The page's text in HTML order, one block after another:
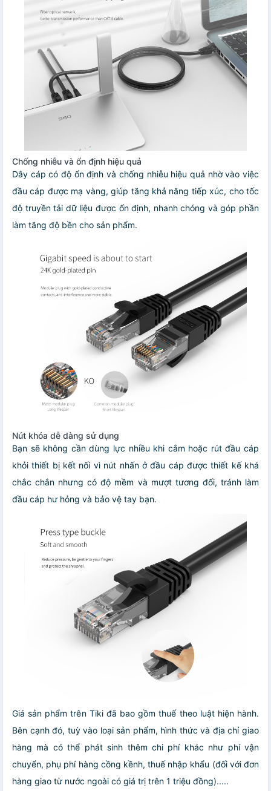
Chống nhiễu và ổn định hiệu quả
Dây cáp có độ ổn định và chống nhiễu hiệu quả nhờ vào việc
đầu cáp được mạ vàng, giúp tăng khả năng tiếp xúc, cho tốc
độ truyền tải dữ liệu được ổn định, nhanh chóng và góp phần
làm tăng độ bền cho sản phẩm.
Nút khóa dễ dàng sử dụng
Bạn sẽ không cần dùng lực nhiều khi cắm hoặc rút đầu cáp
khỏi thiết bị kết nối vì nút nhấn ở đầu cáp được thiết kế khá
chắc chắn nhưng có độ mềm và mượt tương đối, tránh làm
đầu cáp hư hỏng và bảo vệ tay bạn.
Giá sản phẩm trên Tiki đã bao gồm thuế theo luật hiện hành.
Bên cạnh đó, tuỳ vào loại sản phẩm, hình thức và địa chỉ giao
hàng mà có thể phát sinh thêm chi phí khác như phí vận
chuyển, phụ phí hàng cồng kềnh, thuế nhập khẩu (đối với đơn
hàng giao từ nước ngoài có giá trị trên 1 triệu đồng).....